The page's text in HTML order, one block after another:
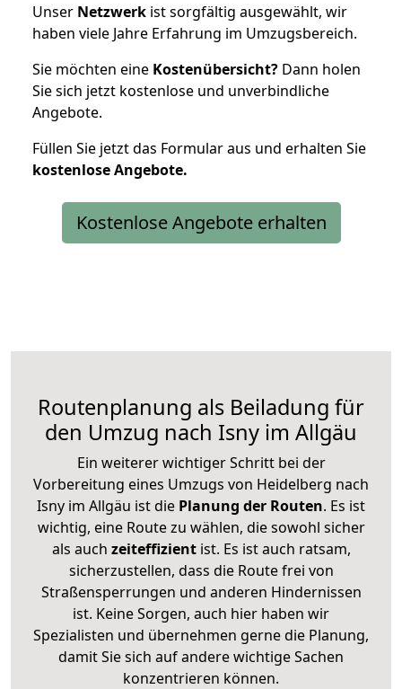
Unser Netzwerk ist sorgfältig ausgewählt, wir
haben viele Jahre Erfahrung im Umzugsbereich.
Sie möchten eine Kostenübersicht? Dann holen
Sie sich jetzt kostenlose und unverbindliche
Angebote.
Füllen Sie jetzt das Formular aus und erhalten Sie
kostenloseAngebote.
Kostenlose Angebote erhalten
Routenplanung als Beiladung für
den Umzug nach Isny im Allgäu
Ein weiterer wichtiger Schritt bei der
Vorbereitung eines Umzugs von Heidelberg nach
Isny im Allgäu ist die Planung der Routen. Es ist
wichtig, eine Route zu wählen, die sowohl sicher
als auch zeiteffizientist. Es ist auch ratsam,
sicherzustellen, dass die Route frei von
Straßensperrungen und anderen Hindernissen
ist. Keine Sorgen, auch hier haben wir
Spezialisten und übernehmen gerne die Planung,
damit Sie sich auf andere wichtige Sachen
konzentrieren können.